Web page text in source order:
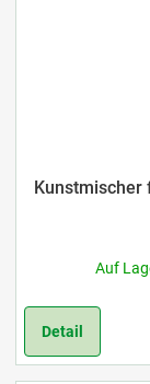
Kunstmischer
Auf
Detail